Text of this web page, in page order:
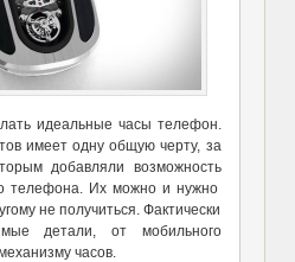
идеальные часы телефон.
имеет одну общую черту, за
добавляли возможность
телефона. Их можно и нужно
не получиться. Фактически
детали, от мобильного
часов.